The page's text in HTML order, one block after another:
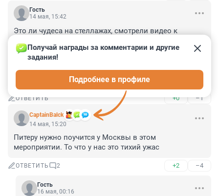
Гость
14 мая, 15:42
Это ли чудеса на стеллажах, смотрели видео к
напротив дорогого авто, открывается задняя дверь, и
начинается сьем колеса как в формуле один,
сработала сигналка, мужик вышел, все болты
ослаблены, два сперли, бесшумно при том снимали
ОТВЕТИТЬ +0 –1
CaptainBalck
Получай награды за комментарии и другие
задания!
Подробнее в профиле
14 мая, 15:20
Питеру нужно поучится у Москвы в этом
мероприятии. То что у нас это тихий ужас
ОТВЕТИТЬ 2 +2 –4
Гость
16 мая, 00:16